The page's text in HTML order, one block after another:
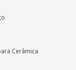
Cerâmica